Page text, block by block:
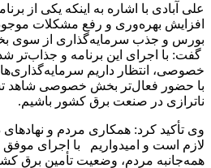
علی آبادی با اشاره به اینکه یکی از
افزایش بهره‌وری و رفع مشکلات
بورس و جذب سرمایه‌گذاری از
گفت: با اجرای این برنامه و
خصوصی، انتظار داریم
با حضور فعال‌تر بخش خصوصی شاهد
ناترازی در صنعت برق کشور باشیم.
وی تأکید کرد: همکاری مردم و
لازم است و امیدواریم با اجرای
همه‌جانبه مردم، وضعیت تأمین برق